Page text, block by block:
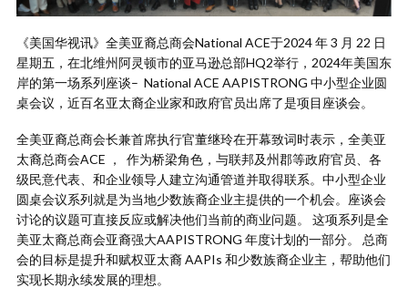
《美国华视讯》全美亚裔总商会National ACE于2024 年 3 月 22 日
星期五，在北维州阿灵顿市的亚马逊总部HQ2举行，2024年美国东
岸的第一场系列座谈– National ACE AAPISTRONG 中小型企业圆
桌会议，近百名亚太裔企业家和政府官员出席了是项目座谈会。
全美亚裔总商会长兼首席执行官董继玲在开幕致词时表示，全美亚
太裔总商会ACE ， 作为桥梁角色，与联邦及州郡等政府官员、各
级民意代表、和企业领导人建立沟通管道并取得联系。中小型企业
圆桌会议系列就是为当地少数族裔企业主提供的一个机会。座谈会
讨论的议题可直接反应或解决他们当前的商业问题。 这项系列是全
美亚太裔总商会亚裔强大AAPISTRONG 年度计划的一部分。 总商
会的目标是提升和赋权亚太裔 AAPIs 和少数族裔企业主，帮助他们
实现长期永续发展的理想。